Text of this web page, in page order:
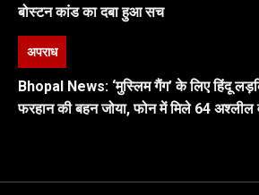
बोस्टन कांड का दबा हुआ सच
अपराध
Bhopal News: ‘मुस्लिम गैंग’ के लिए हिंदू
फरहान की बहन जोया, फोन में मिले 64 अश्लील